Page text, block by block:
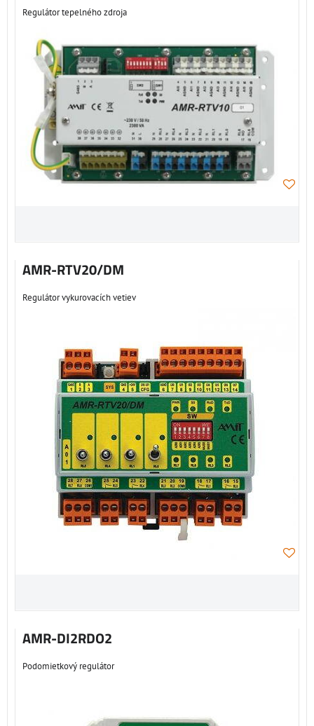
Regulátor tepelného zdroja
AMR-RTV20/DM
Regulátor vykurovacích vetiev
AMR-DI2RDO2
Podomietkový regulátor